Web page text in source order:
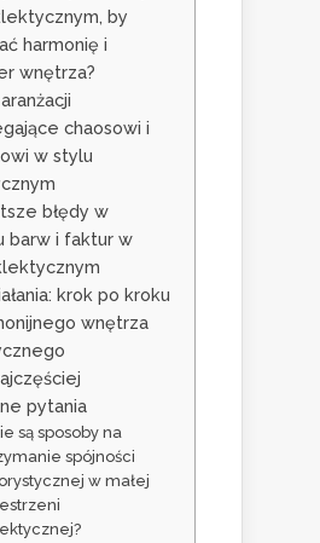
by
harmonię i
wnętrza?
chaosowi i
w stylu
błędy w
barw i faktur w
krok po kroku
wnętrza
pytania
są sposoby na
spójności
w małej